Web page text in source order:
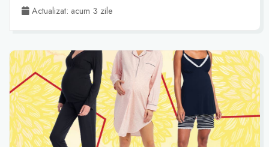
Actualizat: acum 3 zile